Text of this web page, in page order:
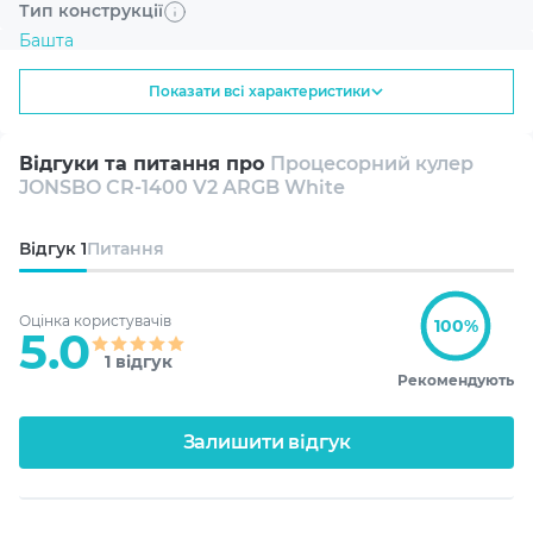
для сучасних користувачів, які шукають надійне та
красиве рішення для охолодження своїх комп'ютерних
систем.
Тип конструкції
Башта
Сумісний сокет Intel
1200
Показати всі характеристики
Відгуки та питання про Процесорний кулер
JONSBO CR-1400 V2 ARGB White
Відгук 1Питання
Оцінка користувачів
5.0 1 відгук
100%
Рекомендують
Залишити відгук